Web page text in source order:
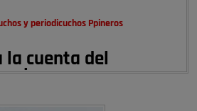
y periodicuchos Ppineros
la cuenta del
…